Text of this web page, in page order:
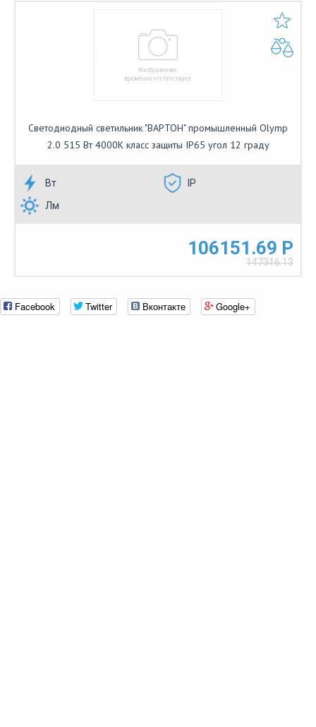
Светодиодный светильник "ВАРТОН" промышленный Olymp
2.0 515 Вт 4000К класс защиты IP65 угол 12 граду
Вт
IP
Лм
106151.69 Р
147316.13
Facebook Twitter Вконтакте Google+